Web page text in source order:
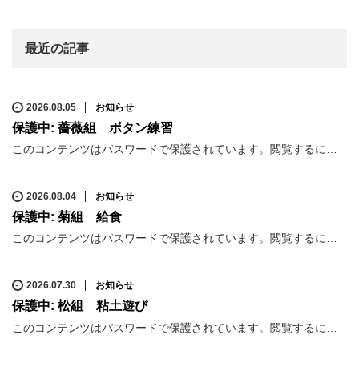
最近の記事
2026.08.05 お知らせ
保護中: 薔薇組 ボタン練習
このコンテンツはパスワードで保護されています。閲覧するに…
2026.08.04 お知らせ
保護中: 菊組 給食
このコンテンツはパスワードで保護されています。閲覧するに…
2026.07.30 お知らせ
保護中: 松組 粘土遊び
このコンテンツはパスワードで保護されています。閲覧するに…